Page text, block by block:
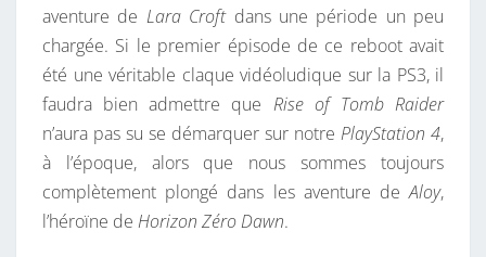
aventure de Lara Croftdans une période un peu
chargée. Si le premier épisode de ce reboot avait
été une véritable claque vidéoludique sur la PS3, il
faudra bien admettre que Rise of Tomb Raider
n’aura pas su se démarquer sur notre PlayStation 4,
à l’époque, alors que nous sommes toujours
complètement plongé dans les aventure deAloy,
l’héroïne de Horizon Zéro Dawn.